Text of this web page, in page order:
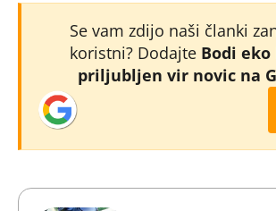
Se vam zdijo naši članki
koristni? Dodajte Bodi eko
priljubljen vir novic na